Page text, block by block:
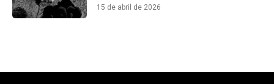
15 de abril de 2026